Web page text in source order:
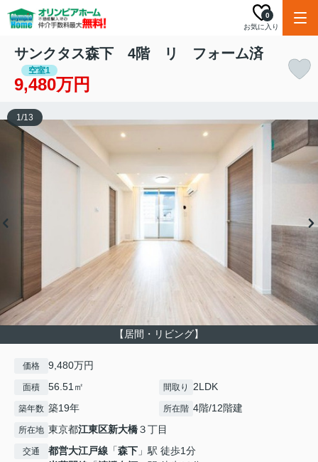
お気に入り
0
サンクタス森下 4階 リ フォーム済
空室1
9,480万円
【居間・リビング】
1/13
価格 9,480万円
面積 56.51㎡ 間取り 2LDK
築年数 築19年 所在階 4階/12階建
所在地 東京都江東区新大橋３丁目
交通 都営大江戸線 「森下 」駅 徒歩1分